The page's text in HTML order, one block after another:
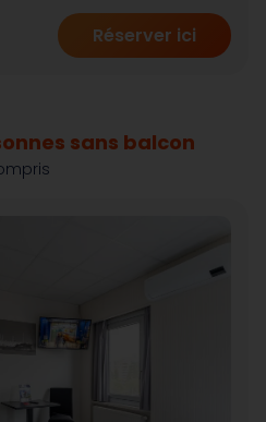
Réserver ici
sans balcon